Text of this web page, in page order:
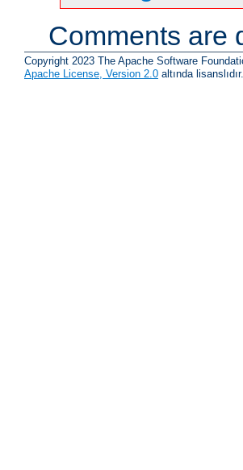
Comments are
Copyright 2023 The Apache Software
Apache License, Version 2.0 altında lisanslıdır.